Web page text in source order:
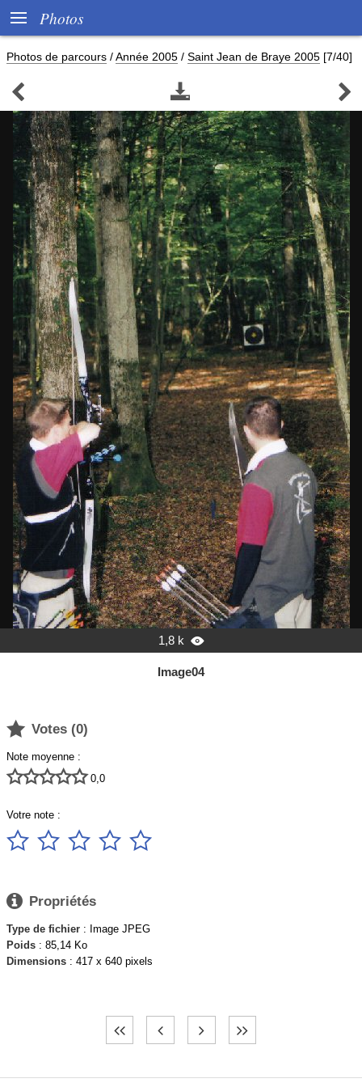
 Photos
Photos de parcours /Année 2005 / Saint Jean de Braye 2005 [7/40]
  
1,8 k 
Image04
 Votes (0)
Note moyenne :
 0,0
Votre note :
    
 Propriétés
Type de fichier : Image JPEG
Poids : 85,14 Ko
Dimensions : 417 x 640 pixels